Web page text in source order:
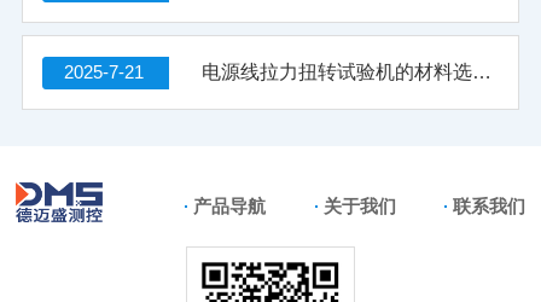
2025-7-21 电源线拉力扭转试验机的材料选择与结构强度分析
产品导航 关于我们 联系我们